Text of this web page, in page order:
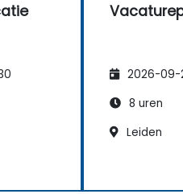
2026-09-
8 uren
Leiden